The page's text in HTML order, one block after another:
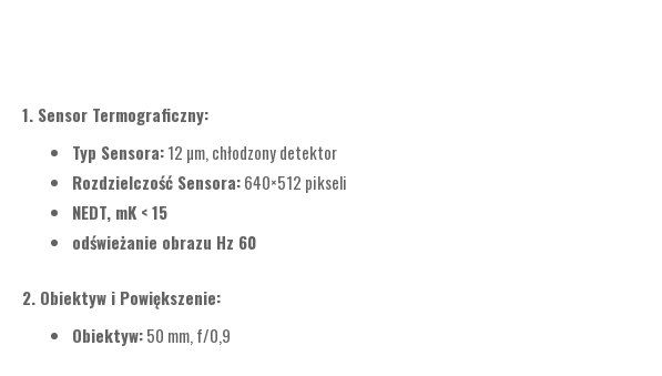
1. Sensor Termograficzny:
Typ Sensora:12 µm, chłodzony detektor
Rozdzielczość Sensora:640×512 pikseli
NEDT, mK < 15
odświeżanie obrazu Hz 60
2. Obiektyw i Powiększenie:
Obiektyw:50 mm, f/0,9